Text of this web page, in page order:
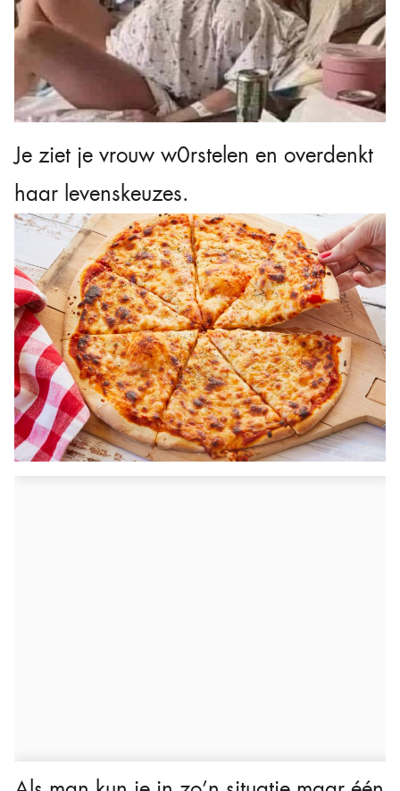
Je ziet je vrouw w0rstelen en overdenkt
haar levenskeuzes.